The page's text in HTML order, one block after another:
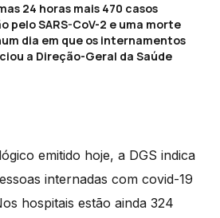
24 horas mais 470 casos
pelo SARS-CoV-2 e uma morte
dia em que os internamentos
a Direção-Geral da Saúde
emitido hoje, a DGS indica
internadas com covid-19
hospitais estão ainda 324